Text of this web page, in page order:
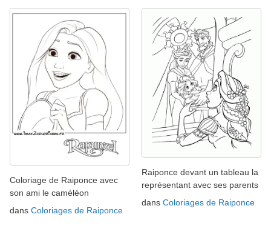
Coloriage de Raiponce avec
son ami le caméléon
dans Coloriages de Raiponce
Raiponce devant un tableau la
représentant avec ses parents
dans Coloriages de Raiponce